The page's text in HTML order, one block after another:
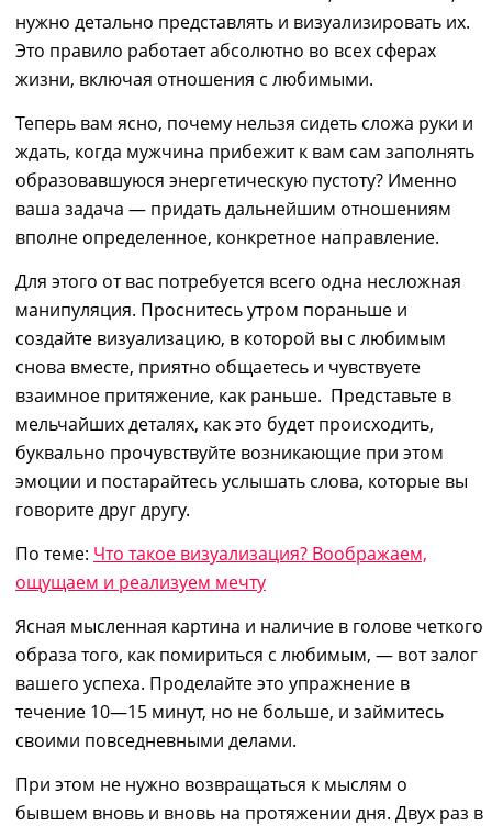
нужно детально представлять и визуализировать их.
Это правило работаетабсолютно во всех сферах
жизни, включая отношения с любимыми.
Теперь вам ясно, почему нельзя сидеть сложа руки и
ждать, когда мужчина прибежит к вам сам заполнять
образовавшуюся энергетическую пустоту? Именно
ваша задача ― придать дальнейшим отношениям
вполне определенное, конкретное направление.
Для этого от вас потребуется всего одна несложная
манипуляция. Проснитесь утром пораньше и
создайте визуализацию, в которой вы с любимым
снова вместе, приятно общаетесь и чувствуете
взаимное притяжение, как раньше. Представьте в
мельчайших деталях, как это будет происходить,
буквально прочувствуйте возникающие при этом
эмоции и постарайтесь услышать слова, которые вы
говорите друг другу.
По теме: Что такое визуализация? Воображаем,
ощущаем и реализуем мечту
Ясная мысленная картина и наличие в голове четкого
образа того, как помириться с любимым, ― вотзалог
вашего успеха. Проделайте это упражнение в
течение 10―15 минут, но не больше, и займитесь
своими повседневными делами.
При этом не нужно возвращаться к мыслям о
бывшем вновь и вновь на протяжении дня. Двух раз в